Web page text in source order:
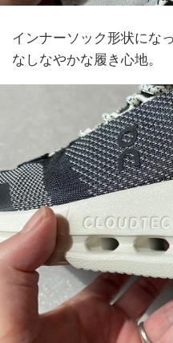
インナーソック形状にな
なしなやかな履き心地。